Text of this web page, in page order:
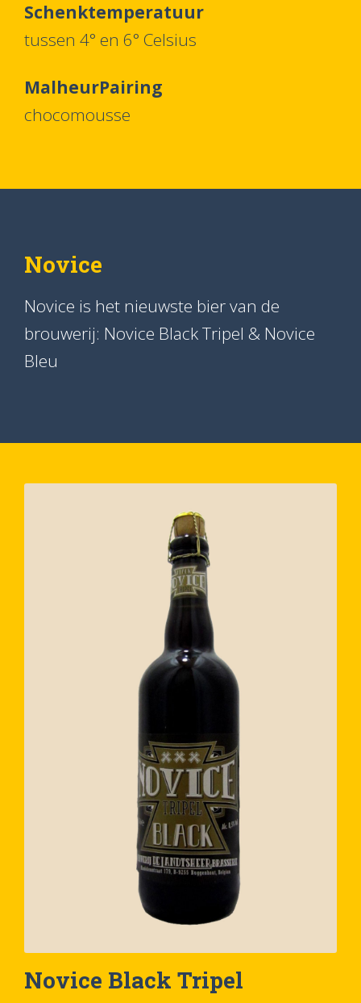
Schenktemperatuur
tussen 4° en 6° Celsius
MalheurPairing
chocomousse
Novice
Novice is het nieuwste bier van de
brouwerij: Novice Black Tripel & Novice
Bleu
Novice Black Tripel